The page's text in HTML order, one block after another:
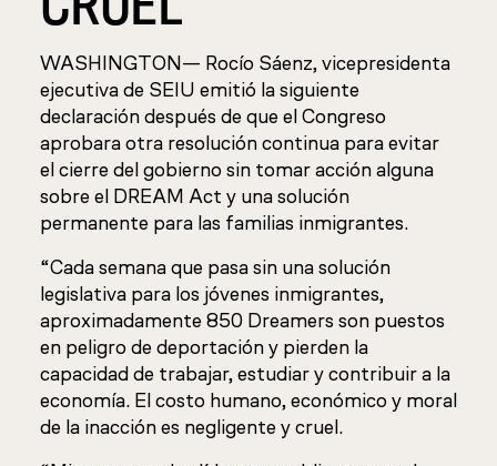
WASHINGTON— Rocío Sáenz, vicepresidenta
ejecutiva de SEIU emitió la siguiente
declaración después de que el Congreso
aprobara otra resolución continua para evitar
el cierre del gobierno sin tomar acción alguna
sobre el DREAM Act y una solución
permanente para las familias inmigrantes.
“Cada semana que pasa sin una solución
legislativa para los jóvenes inmigrantes,
aproximadamente 850 Dreamers son puestos
en peligro de deportación y pierden la
capacidad de trabajar, estudiar y contribuir a la
economía. El costo humano, económico y moral
de la inacción es negligente y cruel.